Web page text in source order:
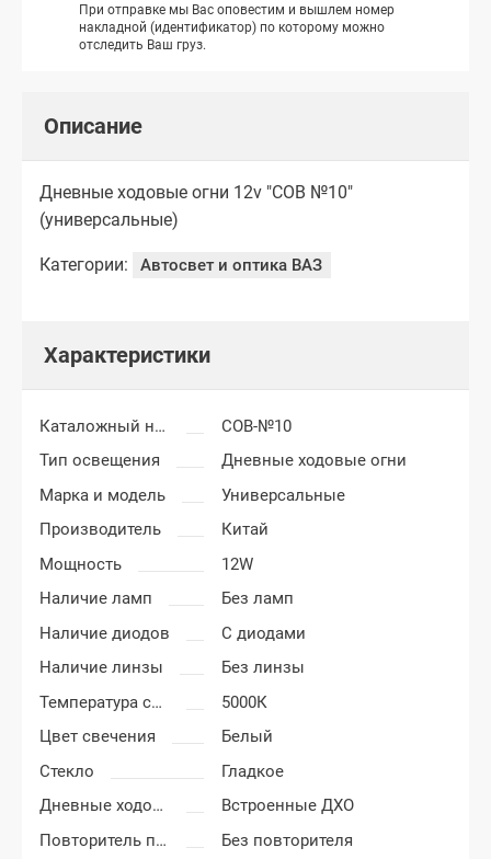
При отправке мы Вас оповестим и вышлем номер
накладной (идентификатор) по которому можно
отследить Ваш груз.
Описание
Дневные ходовые огни 12v "COB №10"
(универсальные)
Категории: Автосвет и оптика ВАЗ
Характеристики
Каталожный номер
COB-№10
Тип освещения
Дневные ходовые огни
Марка и модель
Универсальные
Производитель
Китай
Мощность
12W
Наличие ламп
Без ламп
Наличие диодов
С диодами
Наличие линзы
Без линзы
Температура света
5000К
Цвет свечения
Белый
Стекло
Гладкое
Дневные ходовые огни
Встроенные ДХО
Повторитель поворота
Без повторителя